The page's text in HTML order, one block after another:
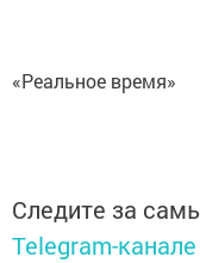
«Реальное время»
Следите за
Telegram-канале